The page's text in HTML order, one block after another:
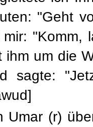
"Geht
mir: "Komm,
ihm um die
sagte:
Umar (r)